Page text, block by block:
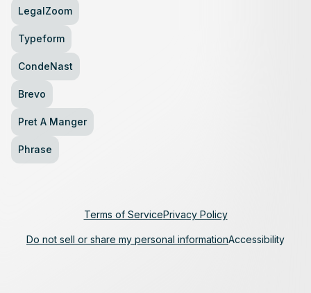
LegalZoom
Typeform
CondeNast
Brevo
Pret A Manger
Phrase
Terms of ServicePrivacy Policy
Do not sell or share my personal informationAccessibility